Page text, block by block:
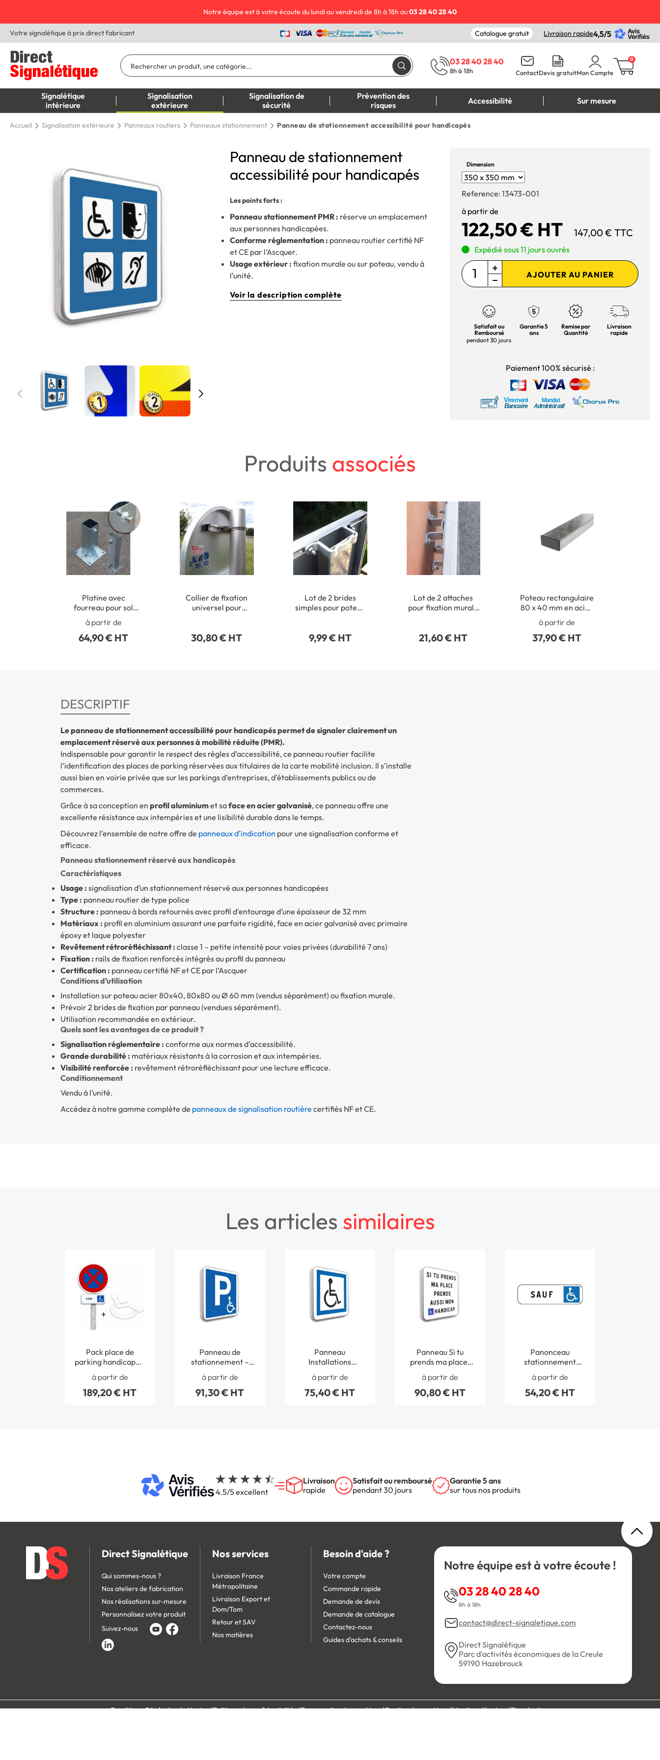
Notre équipe est à votre écoute du lundi au vendredi de 8h à 18h au03 28 40 28 40
Votre signalétique à prix direct fabricant Catalogue gratuit Livraison rapide4,5/5
03 28 40 28 40
8h à 18h ContactDevis gratuitMon Compte
0
Signalétique
intérieure
Signalisation
extérieure
Signalisation de
sécurité
Prévention des
risques
Accessibilité Sur mesure
Accueil Signalisation extérieure Panneaux routiers Panneaux stationnement Panneau de stationnement accessibilité pour handicapés
Panneau de stationnement
accessibilité pour handicapés
Les points forts :
Panneau stationnement PMR : réserve un emplacement
aux personnes handicapées.
Conforme réglementation : panneau routier certifié NF
et CE par l’Ascquer.
Usage extérieur : fixation murale ou sur poteau, vendu à
l’unité.
Voir la description complète
Dimension
Reference: 13473-001
à partir de
122,50 € HT 147,00 € TTC
Expédié sous 11 jours ouvrés
AJOUTER AU PANIER
Satisfait ou
Remboursé
pendant 30 jours
Garantie 5
ans
Remise par
Quantité
Livraison
rapide
Paiement 100% sécurisé :
Produits associés
Platine avec
fourreau pour sol
à partir de
64,90 € HT
Collier de fixation
universel pour
30,80 € HT
Lot de 2 brides
simples pour poteau
9,99 € HT
Lot de 2 attaches
pour fixation murale
21,60 € HT
Poteau rectangulaire
80 x 40 mm en acier
galva avec bouchon
obturateur
à partir de
37,90 € HT
DESCRIPTIF
Le panneau de stationnement accessibilité pour handicapés permet de signaler clairement un
emplacement réservé aux personnes à mobilité réduite (PMR).
Indispensable pour garantir le respect des règles d’accessibilité, ce panneau routier facilite
l’identification des places de parking réservées aux titulaires de la carte mobilité inclusion. Il s’installe
aussi bien en voirie privée que sur les parkings d’entreprises, d’établissements publics ou de
commerces.
Grâce à sa conception en profil aluminiumet saface en acier galvanisé, ce panneau offre une
excellente résistance aux intempéries et une lisibilité durable dans le temps.
Découvrez l’ensemble de notre offre de panneaux d’indication pour une signalisation conforme et
efficace.
Panneau stationnement réservé aux handicapés
Caractéristiques
Usage : signalisation d’un stationnement réservé aux personnes handicapées
Type : panneau routier de type police
Structure : panneau à bords retournés avec profil d’entourage d’une épaisseur de 32 mm
Matériaux : profil en aluminium assurant une parfaite rigidité, face en acier galvanisé avec primaire
époxy et laque polyester
Revêtement rétroréfléchissant : classe 1 – petite intensité pour voies privées (durabilité 7 ans)
Fixation : rails de fixation renforcés intégrés au profil du panneau
Certification : panneau certifié NF et CE par l’Ascquer
Conditions d’utilisation
Installation sur poteau acier 80x40, 80x80 ou Ø 60 mm (vendus séparément) ou fixation murale.
Prévoir 2 brides de fixation par panneau (vendues séparément).
Utilisation recommandée en extérieur.
Quels sont les avantages de ce produit ?
Signalisation réglementaire : conforme aux normes d’accessibilité.
Grande durabilité : matériaux résistants à la corrosion et aux intempéries.
Visibilité renforcée : revêtement rétroréfléchissant pour une lecture efficace.
Conditionnement
Vendu à l’unité.
Accédez à notre gamme complète de panneaux de signalisation routière certifiés NF et CE.
les articles similaires
Pack place de
parking handicapé -
Panneaux routiers +
Marquage
thermocollé PMR
à partir de
189,20 € HT
Panneau de
stationnement –
Parking Réservé
Handicapés
à partir de
91,30 € HT
Panneau
Installations
accessibles aux
personnes
handicapées - CE14
à partir de
75,40 € HT
Panneau Si tu
prends ma place,
prends aussi mon
handicap - STPM
à partir de
90,80 € HT
Panonceau
stationnement
handicapé M6h
pour place
handicapée
à partir de
54,20 € HT
4.5/5 excellent
Livraison
rapide
Satisfait ou remboursé
pendant 30 jours
Garantie 5 ans
sur tous nos produits
Direct Signalétique
Qui sommes-nous ?
Nos ateliers de fabrication
Nos réalisations sur-mesure
Personnalisez votre produit
Suivez-nous
Nos services
Livraison France
Métropolitaine
Livraison Export et
Dom/Tom
Retour et SAV
Nos matières
Besoin d'aide ?
Votre compte
Commande rapide
Demande de devis
Demande de catalogue
Contactez-nous
Guides d'achats & conseils
Notre équipe est à votre écoute !
03 28 40 28 40
8h à 18h
contact@direct-signaletique.com
Direct Signalétique
Parc d'activités économiques de la Creule
59190 Hazebrouck
Conditions Générales de Vente Politique de confidentialité Personnaliser les cookies Gestion des cookies Mentions légales Plan du site